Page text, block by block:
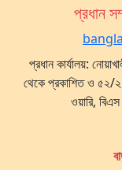
প্রধান
প্রধান কার্যালয়:
থেকে প্রকাশিত ও ৫২/২
ওয়ারি,